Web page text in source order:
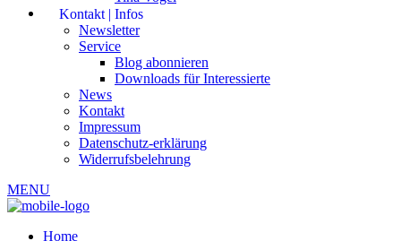
Kontakt | Infos
Newsletter
Service
Blog abonnieren
Downloads für Interessierte
News
Kontakt
Impressum
Datenschutz-erklärung
Widerrufsbelehrung
MENU
Home